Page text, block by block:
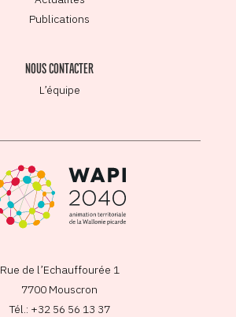
Publications
NOUS CONTACTER
L’équipe
Rue de l’Echauffourée 1
7700 Mouscron
Tél.: +32 56 56 13 37